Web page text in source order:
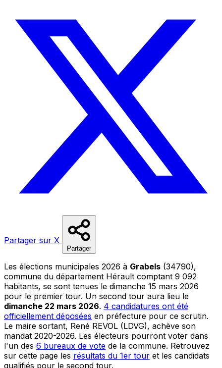
Partager sur X
Partager
Les élections municipales 2026 à Grabels (34790),
commune du département Hérault comptant 9 092
habitants, se sont tenues le dimanche 15 mars 2026
pour le premier tour. Un second tour aura lieu le
dimanche 22 mars 2026. 4 candidatures ont été
officiellement déposées en préfecture pour ce scrutin.
Le maire sortant, René REVOL (LDVG), achève son
mandat 2020-2026. Les électeurs pourront voter dans
l'un des 6 bureaux de vote de la commune. Retrouvez
sur cette page les résultats du 1er tour et les candidats
qualifiés pour le second tour.